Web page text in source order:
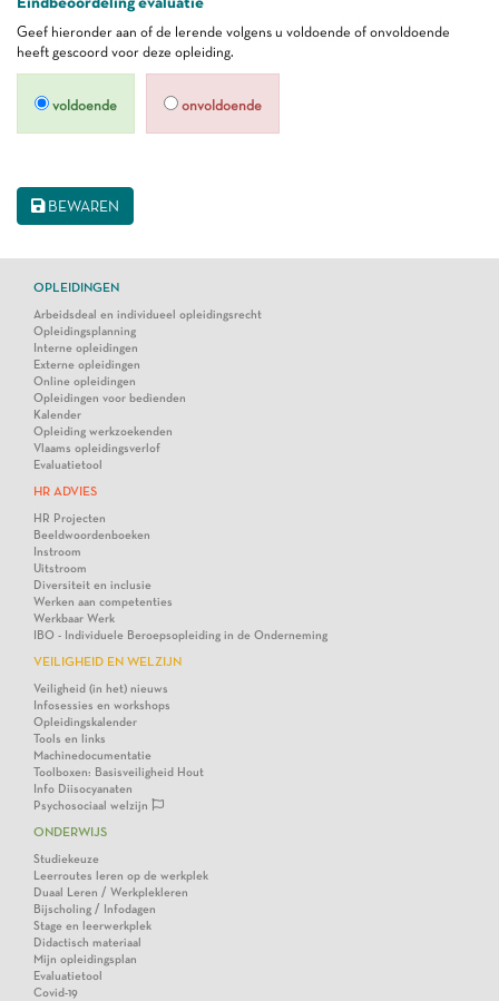
Geef hieronder aan of de lerende volgens u voldoende of onvoldoende
heeft gescoord voor deze opleiding.
voldoende onvoldoende
BEWAREN
OPLEIDINGEN
Arbeidsdeal en individueel opleidingsrecht
Opleidingsplanning
Interne opleidingen
Externe opleidingen
Online opleidingen
Opleidingen voor bedienden
Kalender
Opleiding werkzoekenden
Vlaams opleidingsverlof
Evaluatietool
HR ADVIES
HR Projecten
Beeldwoordenboeken
Instroom
Uitstroom
Diversiteit en inclusie
Werken aan competenties
Werkbaar Werk
IBO - Individuele Beroepsopleiding in de Onderneming
VEILIGHEID EN WELZIJN
Veiligheid (in het) nieuws
Infosessies en workshops
Opleidingskalender
Tools en links
Machinedocumentatie
Toolboxen: Basisveiligheid Hout
Info Diisocyanaten
Psychosociaal welzijn
ONDERWIJS
Studiekeuze
Leerroutes leren op de werkplek
Duaal Leren / Werkplekleren
Bijscholing / Infodagen
Stage en leerwerkplek
Didactisch materiaal
Mijn opleidingsplan
Evaluatietool
Covid-19